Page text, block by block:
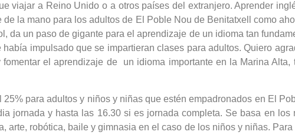
viajar a Reino Unido o a otros países del extranjero. Aprender
la mano para los adultos de El Poble Nou de Benitatxell como
da un paso de gigante para el aprendizaje de un idioma tan
impulsado que se impartieran clases para adultos. Quiero
el aprendizaje de un idioma importante en la Marina Alta,
para adultos y niños y niñas que estén empadronados en El
jornada y hasta las 16.30 si es jornada completa. Se basa en
arte, robótica, baile y gimnasia en el caso de los niños y niñas.